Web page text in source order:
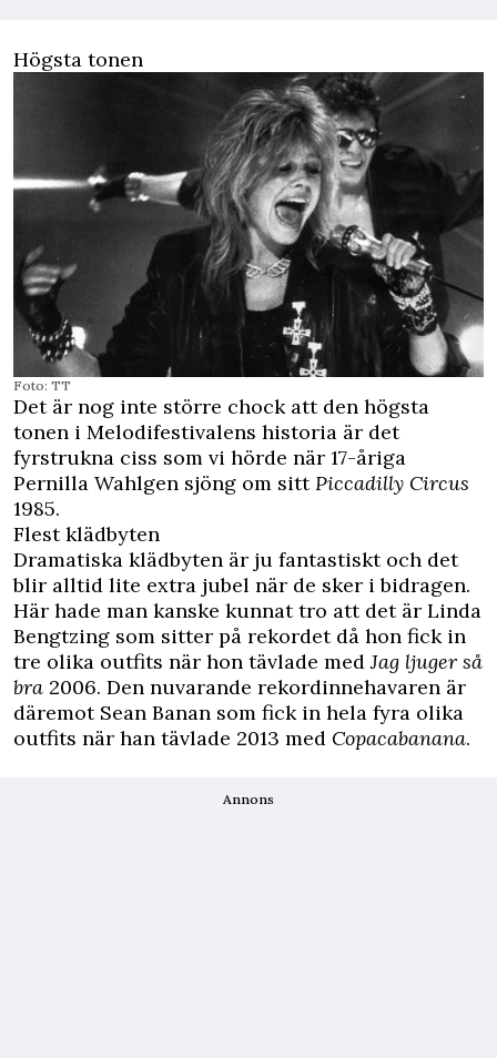
Högsta tonen
Foto: TT
Det är nog inte större chock att den högsta
tonen i Melodifestivalens historia är det
fyrstrukna ciss som vi hörde när 17-åriga
Pernilla Wahlgen sjöng om sittPiccadilly Circus
1985.
Flest klädbyten
Dramatiska klädbyten är ju fantastiskt och det
blir alltid lite extra jubel när de sker i bidragen.
Här hade man kanske kunnat tro att det är Linda
Bengtzing som sitter på rekordet då hon fick in
tre olika outfits när hon tävlade medJag ljuger så
bra 2006. Den nuvarande rekordinnehavaren är
däremot Sean Banan som fick in hela fyra olika
outfits när han tävlade 2013 med Copacabanana.
Annons